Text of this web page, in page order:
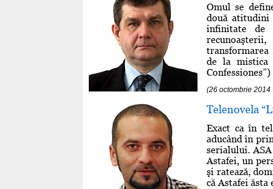
Omul se
două atitudini
infinitate de
transformarea
de la mistica
Confessiones”)
(26 octombrie 2014
Telenovela
Exact ca în
aducând în
serialului.
Astafei, un
şi ratează,
că Astafei ăsta